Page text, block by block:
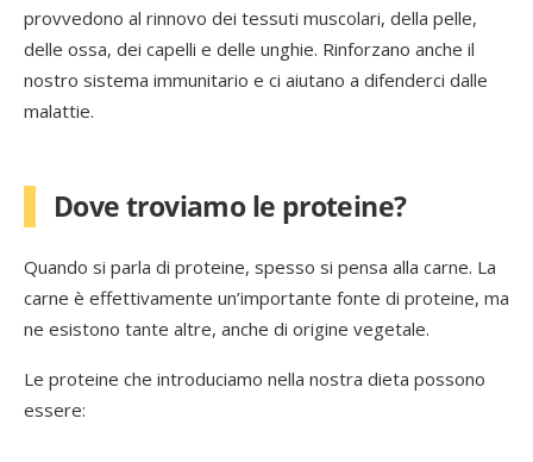
provvedono al rinnovo dei tessuti muscolari, della pelle,
delle ossa, dei capelli e delle unghie. Rinforzano anche il
nostro sistema immunitario e ci aiutano a difenderci dalle
malattie.
Dove troviamo le proteine?
Quando si parla di proteine, spesso si pensa alla carne. La
carne è effettivamente un’importante fonte di proteine, ma
ne esistono tante altre, anche di origine vegetale.
Le proteine che introduciamo nella nostra dieta possono
essere: